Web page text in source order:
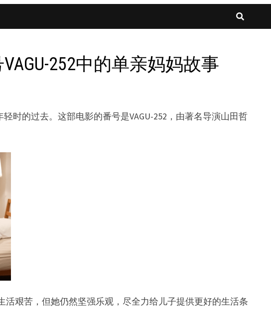
252中的单亲妈妈故事
时的过去。这部电影的番号是VAGU-252，由著名导演山田哲
艰苦，但她仍然坚强乐观，尽全力给儿子提供更好的生活条